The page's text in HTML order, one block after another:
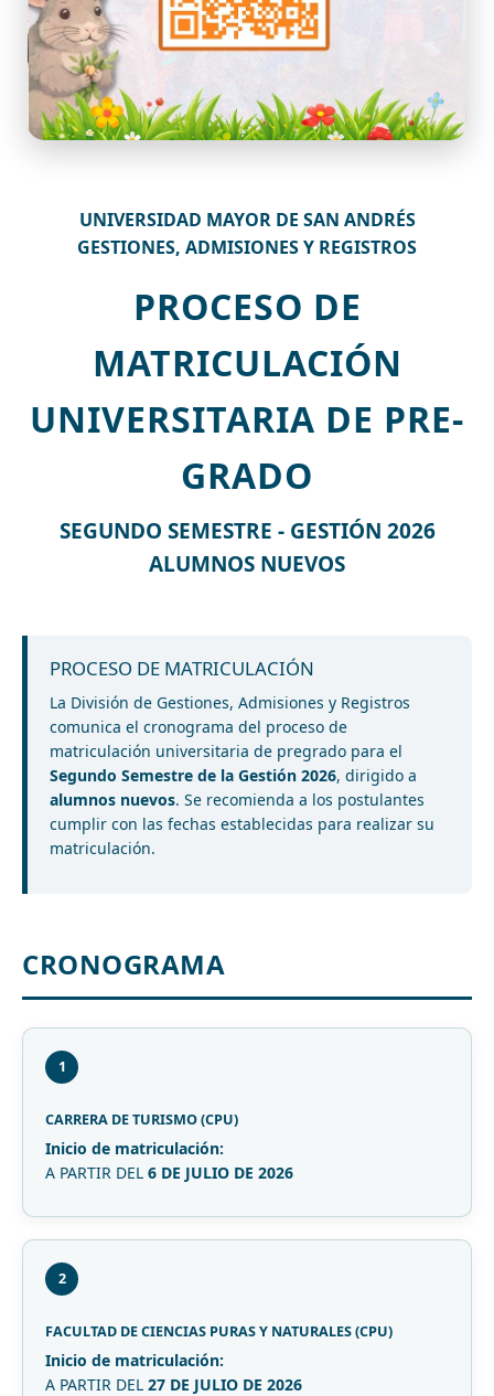
UNIVERSIDAD MAYOR DE SAN ANDRÉS
GESTIONES, ADMISIONES Y REGISTROS
PROCESO DE
MATRICULACIÓN
UNIVERSITARIA DE PRE-
GRADO
SEGUNDO SEMESTRE - GESTIÓN 2026
ALUMNOS NUEVOS
PROCESO DE MATRICULACIÓN
La División de Gestiones, Admisiones y Registros
comunica el cronograma del proceso de
matriculación universitaria de pregrado para el
Segundo Semestre de la Gestión 2026, dirigido a
alumnos nuevos. Se recomienda a los postulantes
cumplir con las fechas establecidas para realizar su
matriculación.
CRONOGRAMA
1
CARRERA DE TURISMO (CPU)
Inicio de matriculación:
A PARTIR DEL 6 DE JULIO DE 2026
2
FACULTAD DE CIENCIAS PURAS Y NATURALES (CPU)
Inicio de matriculación:
A PARTIR DEL 27 DE JULIO DE 2026